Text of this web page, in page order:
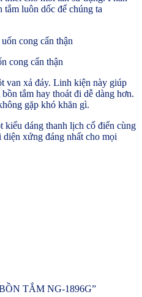
luôn dốc để chúng ta
cong cẩn thận
van xả đáy. Linh kiện này giúp
tắm hay thoát đi dễ dàng hơn.
gặp khó khăn gì.
dáng thanh lịch cổ điển cùng
xứng đáng nhất cho mọi
TẮM NG-1896G”